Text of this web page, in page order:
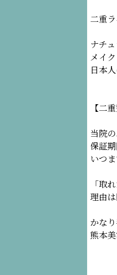
二重
ナチ
メイ
日本
【二
当院
保証
いつ
「取
理由
かな
熊本